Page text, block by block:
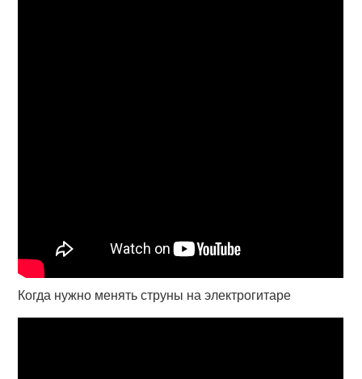
Когда нужно менять струны на электрогитаре